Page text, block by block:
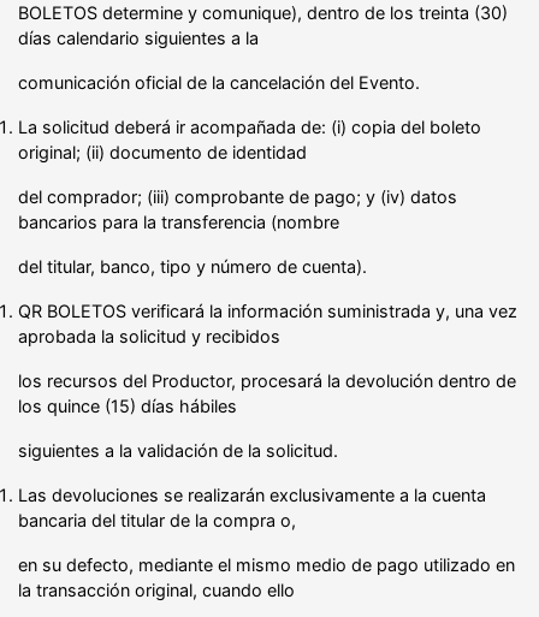
BOLETOS determine y comunique), dentro de los treinta (30)
días calendario siguientes a la
comunicación oficial de la cancelación del Evento.
La solicitud deberá ir acompañada de: (i) copia del boleto
original; (ii) documento de identidad
del comprador; (iii) comprobante de pago; y (iv) datos
bancarios para la transferencia (nombre
del titular, banco, tipo y número de cuenta).
QR BOLETOS verificará la información suministrada y, una vez
aprobada la solicitud y recibidos
los recursos del Productor, procesará la devolución dentro de
los quince (15) días hábiles
siguientes a la validación de la solicitud.
Las devoluciones se realizarán exclusivamente a la cuenta
bancaria del titular de la compra o,
en su defecto, mediante el mismo medio de pago utilizado en
la transacción original, cuando ello